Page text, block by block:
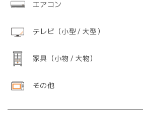
エアコン
テレビ（小型 / 大型）
家具（小物 / 大物）
その他